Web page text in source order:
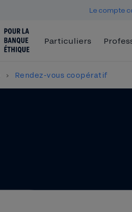
Le compte
Particuliers
› Rendez-vous coopératif